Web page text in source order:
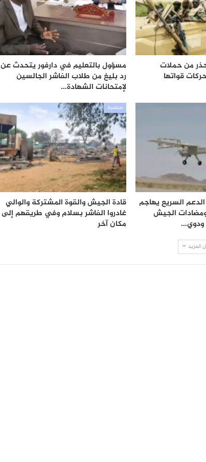
من حملات
قواتها
مسؤول بالتعليم في دارفور يتحدث عن
رد بليغ من طلاب الفاشر الجالسين
لإمتحانات الشهادة…
السريع يهاجم
الجيش
ودوي…
سياسية
قادة الجيش والقوة المشتركة والوالي
غادروا الفاشر بسلام وفي طريقهم إلى
مكان آخر
المزيد